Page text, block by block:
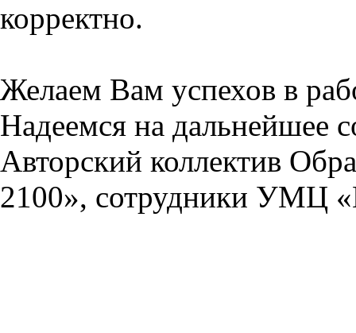
корректно.
Желаем Вам успехов в
Надеемся на дальнейшее
Авторский коллектив
2100», сотрудники УМЦ